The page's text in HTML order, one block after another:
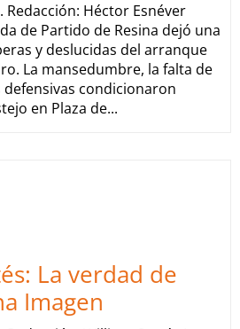
Redacción: Héctor Esnéver
de Partido de Resina dejó una
y deslucidas del arranque
La mansedumbre, la falta de
defensivas condicionaron
en Plaza de...
La verdad de
Imagen